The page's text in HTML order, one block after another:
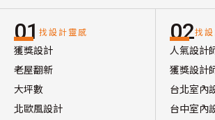
01 找設計靈感
獲獎設計
老屋翻新
大坪數
北歐風設計
02找
人氣設計
獲獎設計
台北室內
台中室內